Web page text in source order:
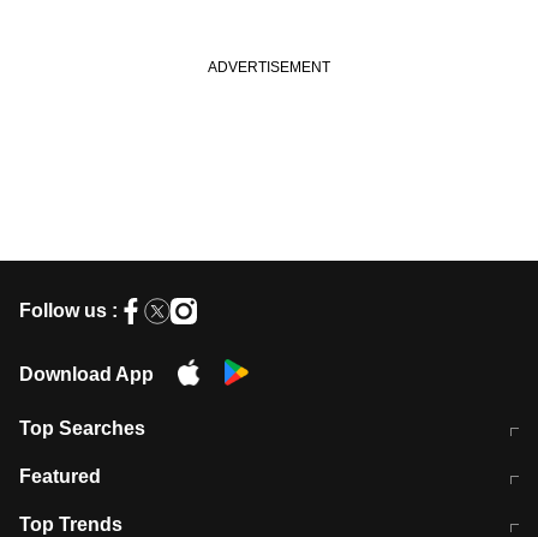
Follow us :
Download App
Top Searches
मुंबई में लगे 'जेन जी' के पोस्टर, लिखा- 'मैं
Featured
10 अगस्त को विधानसभा का घेराव करेंगे
Top Trends